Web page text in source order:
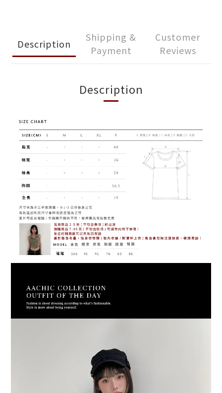
Description
Shipping &
Payment
Customer
Reviews
Description